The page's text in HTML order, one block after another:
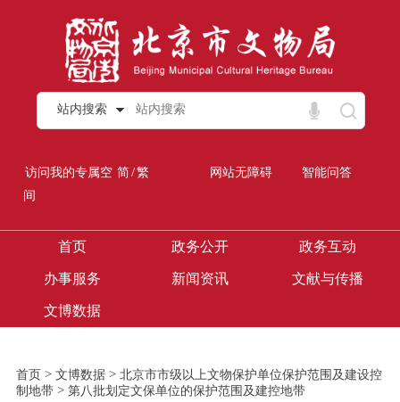
站内搜索
访问我的专属空
间
简/繁 网站无障碍 智能问答
首页 政务公开 政务互动
办事服务 新闻资讯 文献与传播
文博数据
首页> 文博数据> 北京市市级以上文物保护单位保护范围及建设控
制地带> 第八批划定文保单位的保护范围及建控地带